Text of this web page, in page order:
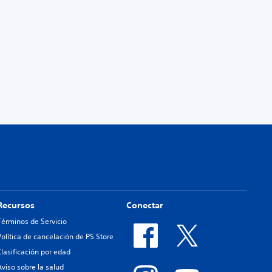
de Servicio
de cancelación de PS Store
por edad
sobre la salud
Conectar